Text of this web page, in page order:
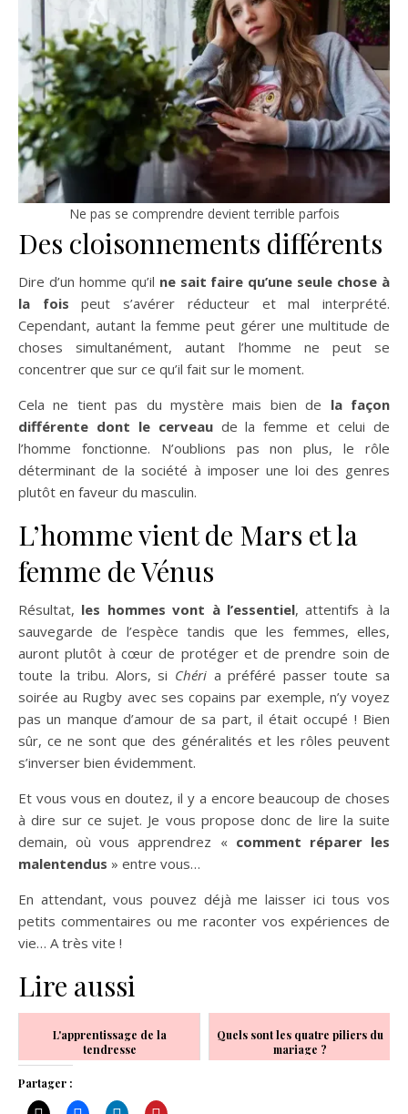
Ne pas se comprendre devient terrible parfois
Des cloisonnements différents
Dire d’un homme qu’il ne sait faire qu’une seule chose à
la fois peut s’avérer réducteur et mal interprété.
Cependant, autant la femme peut gérer une multitude de
choses simultanément, autant l’homme ne peut se
concentrer que sur ce qu’il fait sur le moment.
Cela ne tient pas du mystère mais bien de la façon
différente dont le cerveaude la femme et celui de
l’homme fonctionne. N’oublions pas non plus, le rôle
déterminant de la société à imposer une loi des genres
plutôt en faveur du masculin.
L’homme vient de Mars et la
femme de Vénus
Résultat, les hommes vont à l’essentiel, attentifs à la
sauvegarde de l’espèce tandis que les femmes, elles,
auront plutôt à cœur de protéger et de prendre soin de
toute la tribu. Alors, si Chéri a préféré passer toute sa
soirée au Rugby avec ses copains par exemple, n’y voyez
pas un manque d’amour de sa part, il était occupé ! Bien
sûr, ce ne sont que des généralités et les rôles peuvent
s’inverser bien évidemment.
Et vous vous en doutez, il y a encore beaucoup de choses
à dire sur ce sujet. Je vous propose donc de lire la suite
demain, où vous apprendrez « comment réparer les
malentendus » entre vous…
En attendant, vous pouvez déjà me laisser ici tous vos
petits commentaires ou me raconter vos expériences de
vie… A très vite !
Lire aussi
L'apprentissage de la
tendresse
Quels sont les quatre piliers du
mariage ?
Partager :